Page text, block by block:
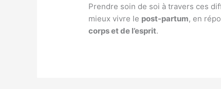
Prendre soin de soi à travers ces
mieux vivre le post-partum, en
corps et de l’esprit.